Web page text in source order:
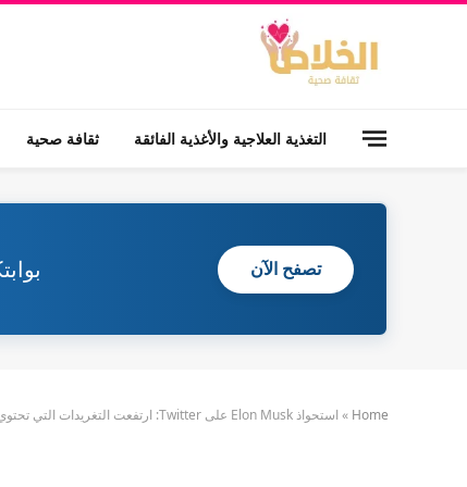
التغذية العلاجية والأغذية الفائقة ثقافة صحية
تصفح الآن
Home
» استحواذ Elon Musk على Twitter: ارتفعت التغريدات التي تحتوي على إهانات عنصرية على الرغم من التأكيدات ، كما يقول الباحثون